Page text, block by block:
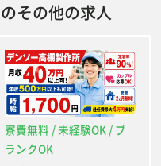
のその他の求人
寮費無料 / 未経験OK / ブ
ランクOK